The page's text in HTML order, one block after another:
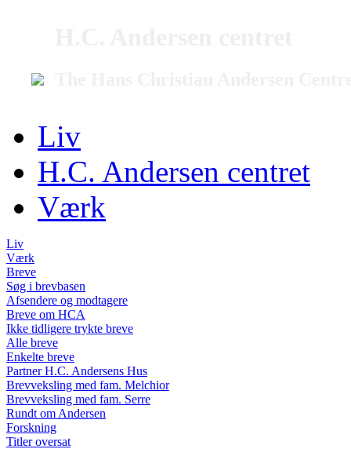
Liv
H.C. Andersen centret
Værk
Liv
Værk
Breve
Søg i brevbasen
Afsendere og modtagere
Breve om HCA
Ikke tidligere trykte breve
Alle breve
Enkelte breve
Partner H.C. Andersens Hus
Brevveksling med fam. Melchior
Brevveksling med fam. Serre
Rundt om Andersen
Forskning
Titler oversat